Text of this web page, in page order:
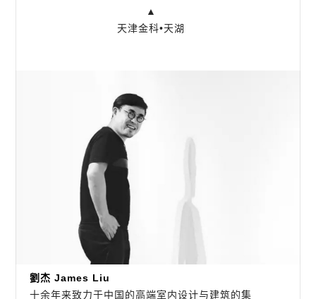
▲
天津金科•天湖
劉杰 James Liu
十余年来致力于中国的高端室内设计与建筑的集